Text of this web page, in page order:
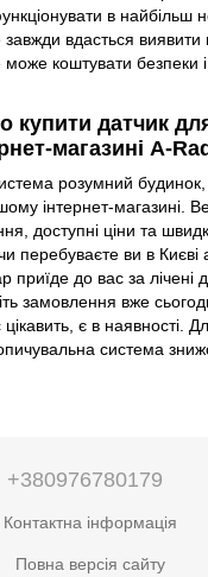
в найбільш
вдасться виявити
коштувати безпеки і
купити датчик
магазині A-
розумний будинок,
інтернет-магазині.
доступні ціни та
перебуваєте ви в
приїде до вас за лічені
замовлення вже
є в наявності.
система
+380976780179
Контактна інформація
Повна версія сайту